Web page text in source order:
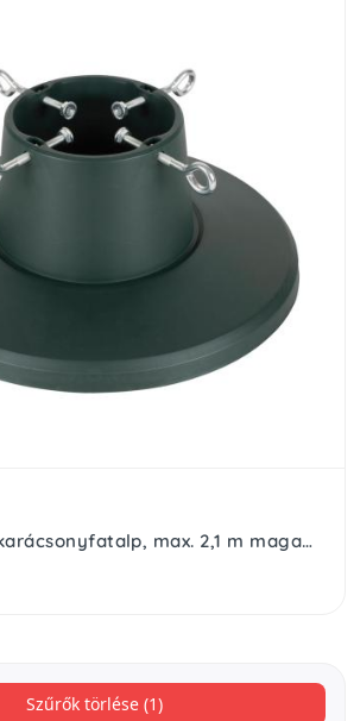
Szűrők törlése (1)
Home CTH 02 karácsonyfatalp, max. 2,1 m magas fához, 1,6 l víztartály, 50 - 105 mm átmérőhöz, beltéri